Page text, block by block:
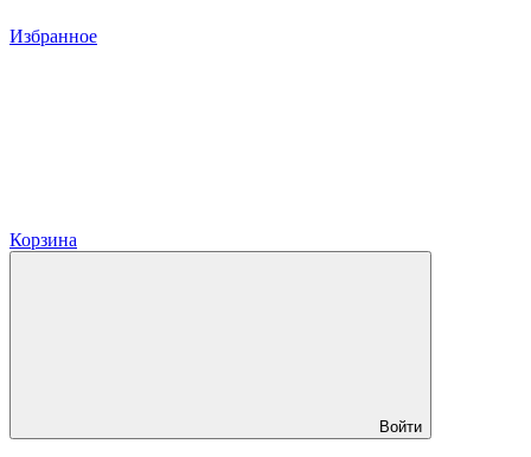
Избранное
Корзина
Войти